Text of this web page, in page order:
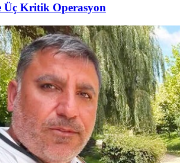
Üç Kritik Operasyon